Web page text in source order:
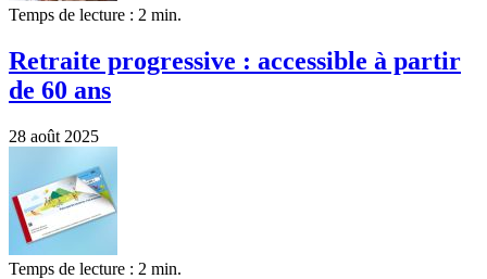
Temps de lecture : 2 min.
Retraite progressive : accessible à partir
de 60 ans
28 août 2025
Temps de lecture : 2 min.